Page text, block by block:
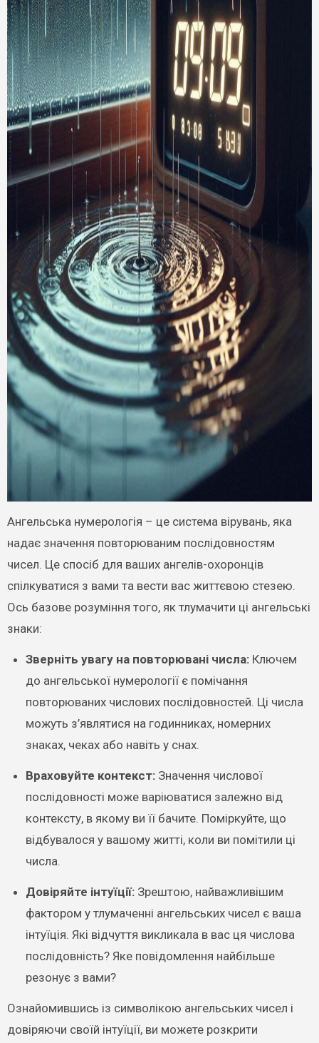
Ангельська нумерологія – це система вірувань, яка
надає значення повторюваним послідовностям
чисел. Це спосіб для ваших ангелів-охоронців
спілкуватися з вами та вести вас життєвою стезею.
Ось базове розуміння того, як тлумачити ці ангельські
знаки:
Зверніть увагу на повторювані числа:Ключем
до ангельської нумерології є помічання
повторюваних числових послідовностей. Ці числа
можуть з’являтися на годинниках, номерних
знаках, чеках або навіть у снах.
Враховуйте контекст:Значення числової
послідовності може варіюватися залежно від
контексту, в якому ви її бачите. Поміркуйте, що
відбувалося у вашому житті, коли ви помітили ці
числа.
Довіряйте інтуїції:Зрештою, найважливішим
фактором у тлумаченні ангельських чисел є ваша
інтуїція. Які відчуття викликала в вас ця числова
послідовність? Яке повідомлення найбільше
резонує з вами?
Ознайомившись із символікою ангельських чисел і
довіряючи своїй інтуїції, ви можете розкрити